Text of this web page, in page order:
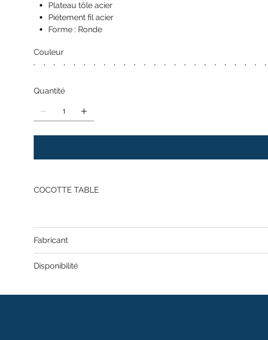
Plateau tôle acier
Piétement fil acier
Forme : Ronde
Couleur
Quantité
COCOTTE TABLE
Fabricant
Disponibilité